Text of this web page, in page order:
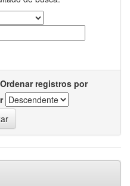
Ordenar registros por